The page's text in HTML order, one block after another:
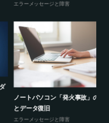
エラーメッセージと障害
ノートパソコン「発火事故」の原因
とデータ復旧
エラーメッセージと障害